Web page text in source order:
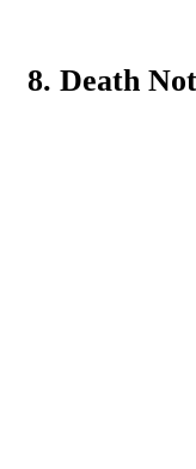
8. Death